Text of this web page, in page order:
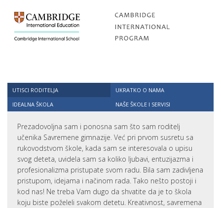
UTISCI RODITELJA
UKRATKO O NAMA
IDEALNA ŠKOLA
NAŠE ŠKOLE I SERVISI
Prezadovoljna sam i ponosna sam što sam roditelj
učenika Savremene gimnazije. Već pri prvom susretu sa
rukovodstvom škole, kada sam se interesovala o upisu
svog deteta, uvidela sam sa koliko ljubavi, entuzijazma i
profesionalizma pristupate svom radu. Bila sam zadivljena
pristupom, idejama i načinom rada. Tako nešto postoji i
kod nas! Ne treba Vam dugo da shvatite da je to škola
koju biste poželeli svakom detetu. Kreativnost, savremena